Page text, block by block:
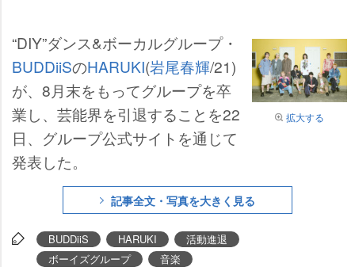
拡大する
“DIY”ダンス&ボーカルグループ・
BUDDiiSのHARUKI(尾春輝/21)
が、8月末をもってグループを卒
業し、芸能界を引退することを22
日、グループ公式サイトを通じて
発表した。
記事全文・写真を大きく見る
BUDDiiS HARUKI
活動進退
ボーイズグループ
音楽